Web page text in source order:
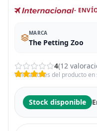
-
MARCA
The Petting Zoo
4(12
Valoraciones del producto
Stock disponible